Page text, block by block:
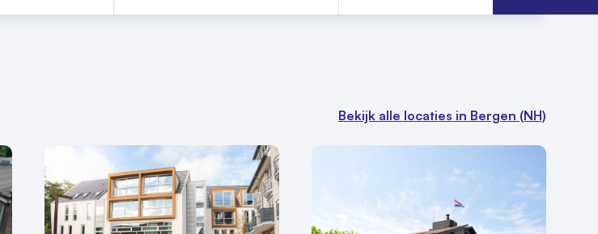
Bekijk alle locaties in Bergen (NH)